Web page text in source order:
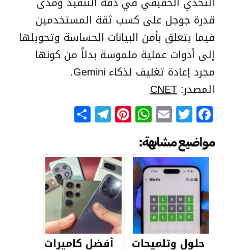
قدرة جوجل على كسب ثقة المستخدمين
فيما يتعلق بأمن البيانات الحساسة وتحويلها
إلى أدوات عملية ملموسة بدلاً من كونها
مجرد إعادة تغليف لذكاء Gemini.
المصدر:CNET
Facebook
Twitter
Email
WhatsApp
Pinterest
Telegram
مواضيع مشابهة:
حلول وتلميحات أفضل كاميرات